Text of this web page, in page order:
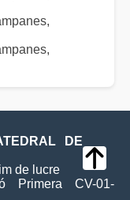
DE
de lucre
Primera CV-01-